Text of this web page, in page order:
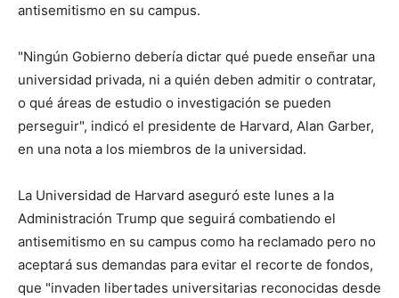
antisemitismo en su campus.
"Ningún Gobierno debería dictar qué puede enseñar una
universidad privada, ni a quién deben admitir o contratar,
o qué áreas de estudio o investigación se pueden
perseguir", indicó el presidente de Harvard, Alan Garber,
en una nota a los miembros de la universidad.
La Universidad de Harvard aseguró este lunes a la
Administración Trump que seguirá combatiendo el
antisemitismo en su campus como ha reclamado pero no
aceptará sus demandas para evitar el recorte de fondos,
que "invaden libertades universitarias reconocidas desde